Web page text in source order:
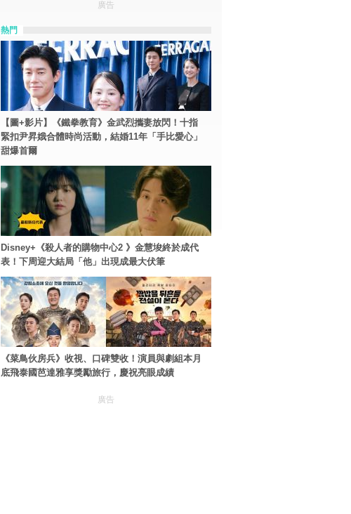
廣告
熱門
【圖+影片】《鐵拳教育》金武烈攜妻放閃！十指
緊扣尹昇娥合體時尚活動，結婚11年「手比愛心」
甜爆首爾
Disney+《殺人者的購物中心2 》金慧埈終於成代
表！下周迎大結局「他」出現成最大伏筆
《菜鳥伙房兵》收視、口碑雙收！演員與劇組本月
底飛泰國芭達雅享獎勵旅行，慶祝亮眼成績
廣告